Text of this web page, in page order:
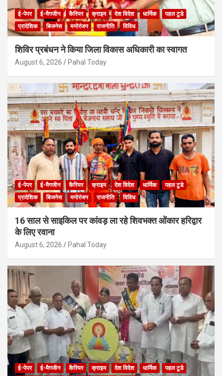
ई-पेपर ई-मैगजीन कैरियर क्राइम देश विदेश धार्मिक
पहल टुडे
प्रादेशिक
बिजनेस मनोरंजन राजनीति विविध
शिविर प्रबंधन ने किया जिला विकास अधिकारी का स्वागत
August 6, 2026 Pahal Today
ई-पेपर ई-मैगजीन कैरियर क्राइम देश विदेश धार्मिक
पहल टुडे
प्रादेशिक
बिजनेस मनोरंजन राजनीति विविध
16 साल से साइकिल पर कांवड़ ला रहे शिवभक्त ओंकार हरिद्वार
के लिए रवाना
August 6, 2026 Pahal Today
ई-पेपर ई-मैगजीन कैरियर क्राइम देश विदेश धार्मिक पहल टुडे